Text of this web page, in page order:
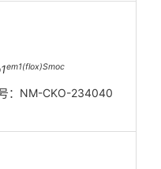
em1(flox)Smoc
：NM-CKO-234040